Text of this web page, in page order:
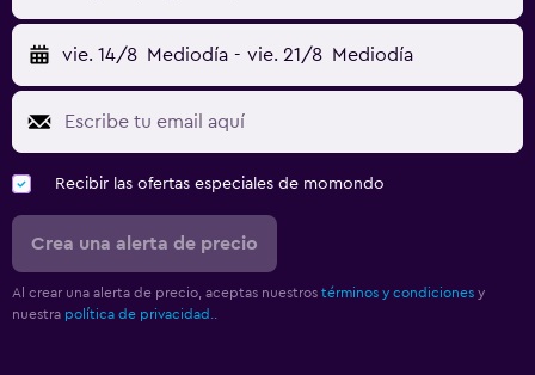
vie. 14/8 Mediodía - vie. 21/8 Mediodía
Recibir las ofertas especiales de momondo
Crea una alerta de precio
Al crear una alerta de precio, aceptas nuestros términos y condiciones y
nuestra política de privacidad..